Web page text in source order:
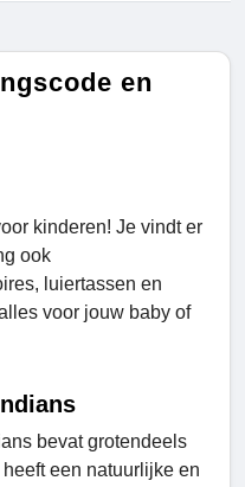
en
kinderen! Je vindt er
ook
luiertassen en
voor jouw baby of
bevat grotendeels
een natuurlijke en